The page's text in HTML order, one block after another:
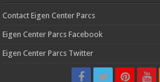
Contact Eigen Center Parcs
Eigen Center Parcs Facebook
Eigen Center Parcs Twitter